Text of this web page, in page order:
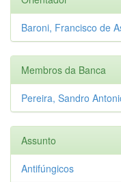
Baroni, Francisco de
Membros da Banca
Pereira, Sandro
Assunto
Antifúngicos